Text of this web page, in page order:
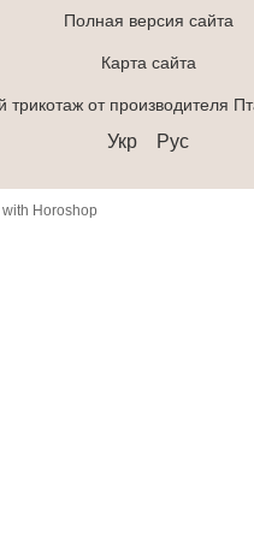
Полная версия сайта
Карта сайта
трикотаж от производителя
Укр Рус
Horoshop